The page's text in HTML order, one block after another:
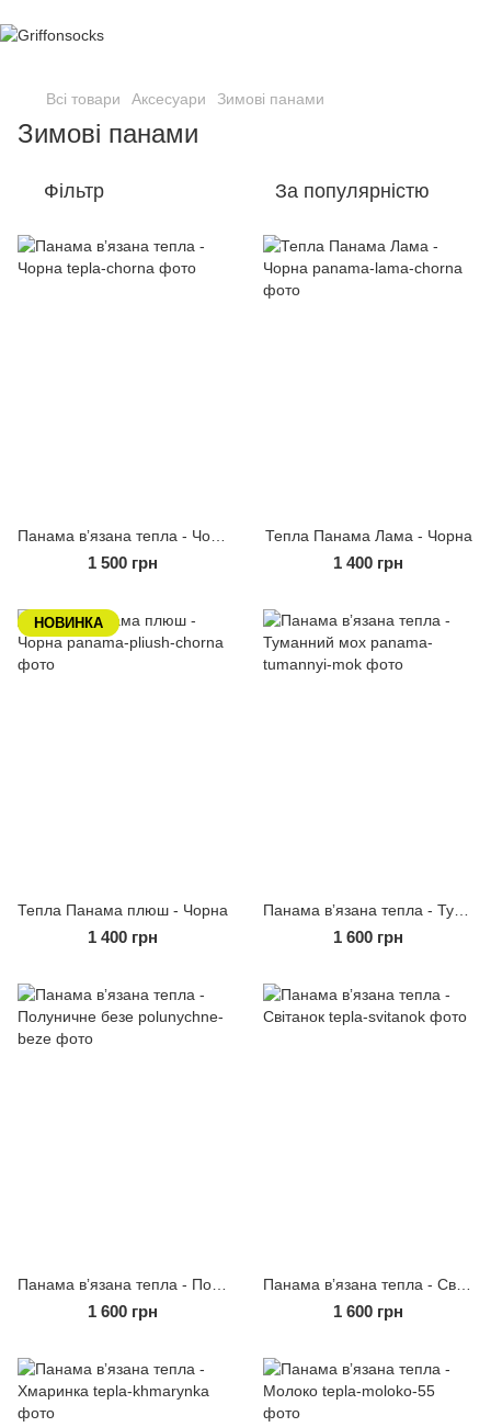
Всі товари Аксесуари Зимові панами
Зимові панами
Фільтр За популярністю
1 500 грн
Тепла Панама Лама - Чорна
1 400 грн
НОВИНКА
Тепла Панама плюш - Чорна
1 400 грн 1 600 грн
1 600 грн 1 600 грн